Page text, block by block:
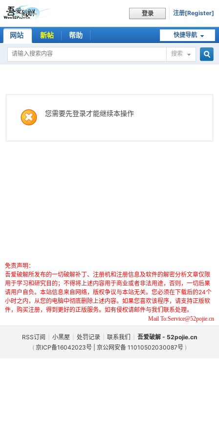
登录 注册[Register]
快捷导航
网站 新帖 帮助
搜索
您需要先登录才能继续本操作
免责声明：
吾爱破解所发布的一切破解补丁、注册机和注册信息及软件的解密分析文章仅限
用于学习和研究目的；不得将上述内容用于商业或者非法用途，否则，一切后果
请用户自负。本站信息来自网络，版权争议与本站无关。您必须在下载后的24个
小时之内，从您的电脑中彻底删除上述内容。如果您喜欢该程序，请支持正版软
件，购买注册，得到更好的正版服务。如有侵权请邮件与我们联系处理。
Mail To:Service@52pojie.cn
RSS订阅 小黑屋 处罚记录 联系我们
吾爱破解 - 52pojie.cn
( 京ICP备16042023号 | 京公网安备 11010502030087号 )